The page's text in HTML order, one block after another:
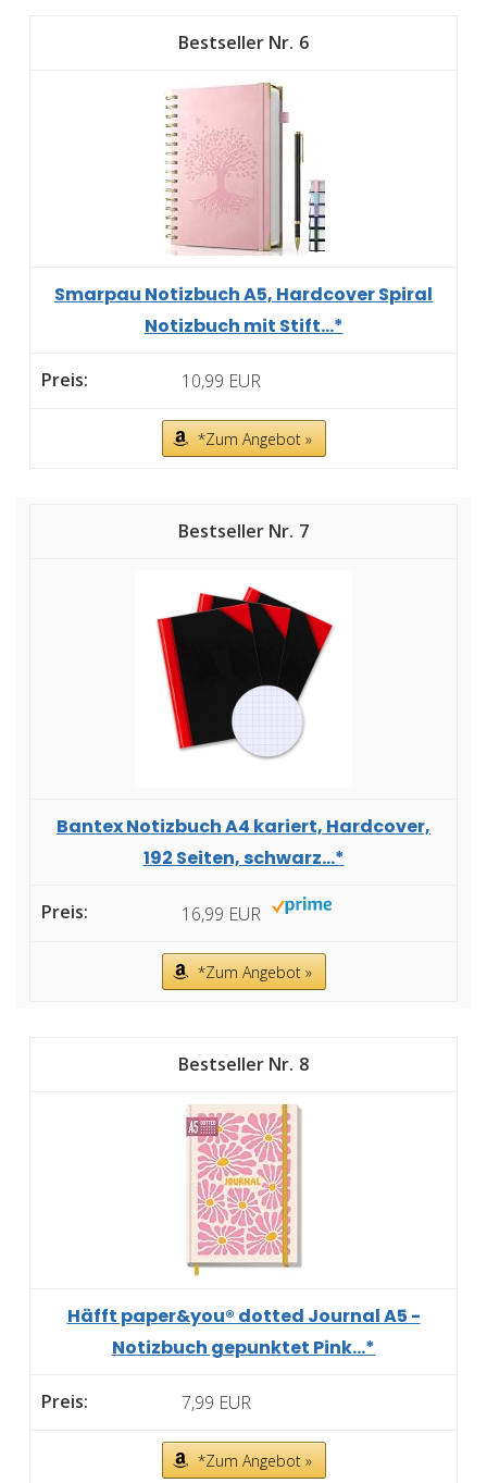
6
Smarpau Notizbuch A5, Hardcover Spiral
Notizbuch mit Stift...*
10,99 EUR
*Zum Angebot »
7
Bantex Notizbuch A4 kariert, Hardcover,
192 Seiten, schwarz...*
16,99 EUR
*Zum Angebot »
8
Häfft paper&you® dotted Journal A5 -
Notizbuch gepunktet Pink...*
7,99 EUR
*Zum Angebot »